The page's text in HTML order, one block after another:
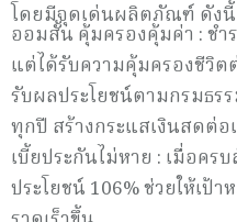
โดยมีจุดเด่นผลิตภัณฑ์ ดังนี้
ออมสั้น คุ้มครองคุ้มค่า : ชำ
แต่ได้รับความคุ้มครองชีวิต
รับผลประโยชน์ตามกรมธร
ทุกปี สร้างกระแสเงินสดต่อ
เบี้ยประกันไม่หาย : เมื่อค
ประโยชน์ 106% ช่วยให้เป้